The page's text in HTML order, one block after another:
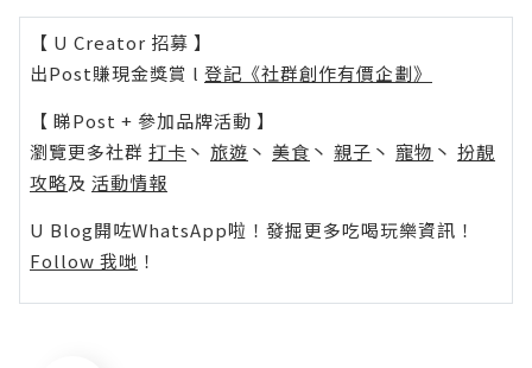
【 U Creator 招募 】
出Post賺現金獎賞 l 登記《社群創作有價企劃》
【 睇Post + 參加品牌活動 】
瀏覽更多社群 打卡 丶 旅遊 丶 美食 丶 親子 丶 寵物 丶 扮靚
攻略及 活動情報
U Blog開咗WhatsApp啦！發掘更多吃喝玩樂資訊！
Follow 我哋 ！